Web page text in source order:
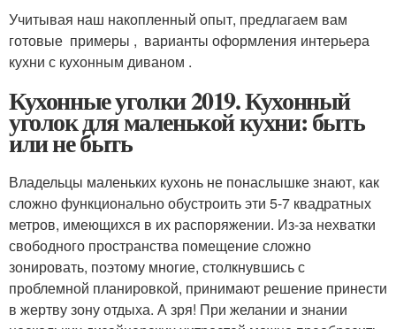
Учитывая наш накопленный опыт, предлагаем вам
готовые примеры , варианты оформления интерьера
кухни с кухонным диваном .
Кухонные уголки 2019. Кухонный
уголок для маленькой кухни: быть
или не быть
Владельцы маленьких кухонь не понаслышке знают, как
сложно функционально обустроить эти 5-7 квадратных
метров, имеющихся в их распоряжении. Из-за нехватки
свободного пространства помещение сложно
зонировать, поэтому многие, столкнувшись с
проблемной планировкой, принимают решение принести
в жертву зону отдыха. А зря! При желании и знании